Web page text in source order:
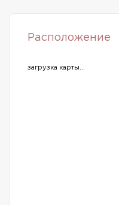
Расположение
загрузка карты...